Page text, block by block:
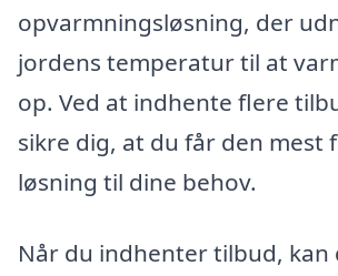
opvarmningsløsning, der
jordens temperatur til at
op. Ved at indhente flere
sikre dig, at du får den mest
løsning til dine behov.
Når du indhenter tilbud, kan